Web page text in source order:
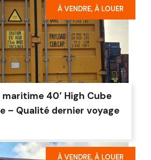
À VENDRE, À LOUER
40’ High Cube
– Qualité dernier voyage
À VENDRE, À LOUER